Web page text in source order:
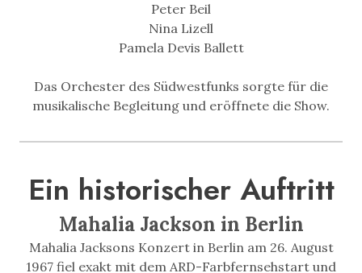
Peter Beil
Nina Lizell
Pamela Devis Ballett
Das Orchester des Südwestfunks sorgte für die
musikalische Begleitung und eröffnete die Show.
Ein historischer Auftritt
Mahalia Jackson in Berlin
Mahalia Jacksons Konzert in Berlin am 26. August
1967 fiel exakt mit dem ARD-Farbfernsehstart und